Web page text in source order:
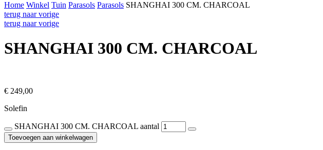
Home Winkel Tuin Parasols Parasols SHANGHAI 300 CM. CHARCOAL
terug naar vorige
terug naar vorige
SHANGHAI 300 CM. CHARCOAL
€ 249,00
Solefin
SHANGHAI 300 CM. CHARCOAL aantal
Toevoegen aan winkelwagen